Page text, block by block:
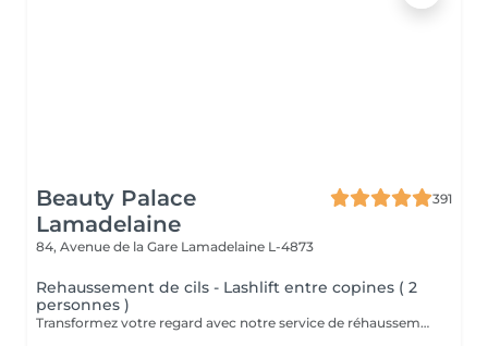
Beauty Palace
Lamadelaine
391
84, Avenue de la Gare Lamadelaine L-4873
Rehaussement de cils - Lashlift entre copines ( 2
personnes )
Transformez votre regard avec notre service de réhaussement de cils. Profitez d'un traitement qui donne à vos cils une courbure naturelle et un aspect magnifiquement relevé, vous offrant des yeux éblouissants sans besoin de faux cils ou de mascara. Profitez de ce service à deux, dans notre cabine relaxante.